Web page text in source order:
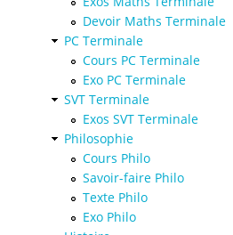
Devoir Maths Terminale
PC Terminale
Cours PC Terminale
Exo PC Terminale
SVT Terminale
Exos SVT Terminale
Philosophie
Cours Philo
Savoir-faire Philo
Texte Philo
Exo Philo